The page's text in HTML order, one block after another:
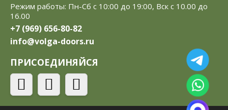
Режим работы: Пн-Сб с 10:00 до 19:00, Вск с 10.00 до
16.00
+7 (969) 656-80-82
info@volga-doors.ru
ПРИСОЕДИНЯЙСЯ